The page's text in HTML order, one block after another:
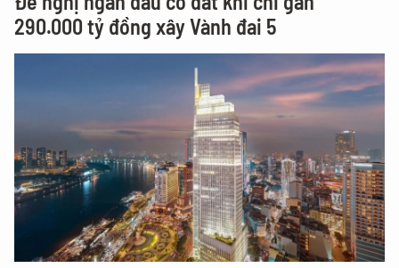
290.000 tỷ đồng xây Vành đai 5